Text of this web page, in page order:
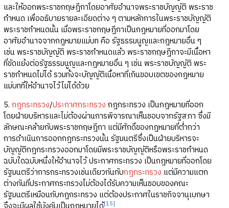
และให้ออกพระราชกฤษฎีกาโดยอาศัยอำนาจพระราชบัญญัติ พระราช
กำหนด เพื่ออธิบายรายละเอียดต่าง ๆ ตามหลักการในพระราชบัญญัติ
พระราชกำหนดนั้น เมื่อพระราชกฤษฎีกาเป็นกฎหมายที่ออกมาโดย
อาศัยอำนาจจากกฎหมายแม่บท คือ รัฐธรรมนูญและกฎหมายอื่น ๆ
เช่น พระราชบัญญัติ พระราชกำหนดแล้ว พระราชกฤษฎีกาจะมีเนื้อหา
ที่ขัดแย้งต่อรัฐธรรมนูญและกฎหมายอื่น ๆ เช่น พระราชบัญญัติ พระ
ราชกำหนดไม่ได้ รวมทั้งจะบัญญัติเนื้อหาที่เกินขอบเขตของกฎหมาย
แม่บทที่ให้อำนาจไว้ไม่ได้ด้วย
5. กฎกระทรวง/ประกาศกระทรวง กฎกระทรวง เป็นกฎหมายที่ออก
โดยฝ่ายบริหารและไม่ต้องผ่านการพิจารณาเห็นชอบจากรัฐสภา ซึ่งมี
ลักษณะคล้ายกับพระราชกฤษฎีกา แต่มีศักดิ์ของกฎหมายที่ต่ำกว่า
การดำเนินการออกกฎกระทรวงนั้น รัฐมนตรีซึ่งเป็นฝ่ายบริหารจะ
บัญญัติกฎกระทรวงออกมาโดยมีพระราชบัญญัติหรือพระราชกำหนด
ฉบับใดฉบับหนึ่งให้อำนาจไว้ ประกาศกระทรวง เป็นกฎหมายที่ออกโดย
รัฐมนตรีว่าการกระทรวงเช่นเดียวกันกับกฎกระทรวง แต่มีความแตก
ต่างกันที่ประกาศกระทรวงไม่ต้องได้รับความเห็นชอบของคณะ
รัฐมนตรีเหมือนกับกฎกระทรวง แต่ต้องประกาศในราชกิจจานุเบกษา
[15]